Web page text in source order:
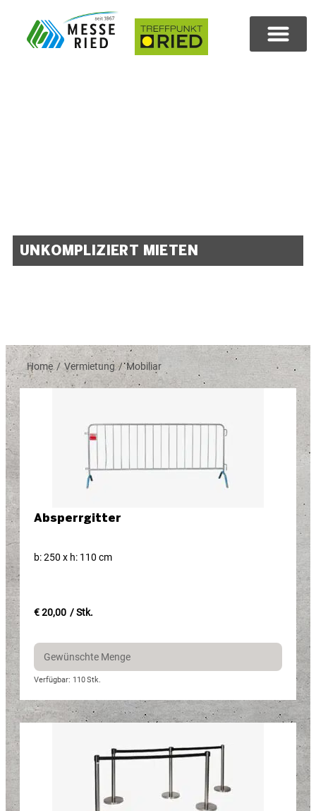
UNKOMPLIZIERT MIETEN
Home / Vermietung / Mobiliar
Absperrgitter
b: 250 x h: 110 cm
€ 20,00 / Stk.
Verfügbar: 110Stk.